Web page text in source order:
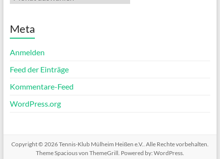
Meta
Anmelden
Feed der Einträge
Kommentare-Feed
WordPress.org
Copyright © 2026Tennis-Klub Mülheim Heißen e.V. . Alle Rechte vorbehalten.
ThemeSpaciousvon ThemeGrill. Powered by: WordPress.